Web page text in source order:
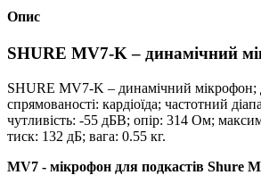
Опис
SHURE MV7-K – динамічний
SHURE MV7-K – динамічний мікрофон;
спрямованості: кардіоїда; частотний
чутливість: -55 дБВ; опір: 314 Ом;
тиск: 132 дБ; вага: 0.55 кг.
MV7 - мікрофон для подкастів Shure